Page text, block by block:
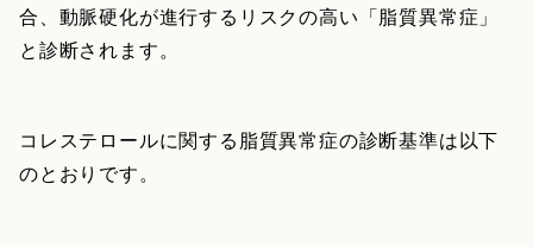
合、動脈硬化が進行するリスクの高い「脂質異常症」
と診断されます。
コレステロールに関する脂質異常症の診断基準は以下
のとおりです。